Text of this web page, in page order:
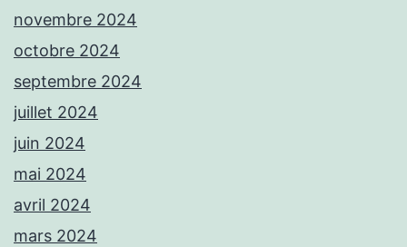
novembre 2024
octobre 2024
septembre 2024
juillet 2024
juin 2024
mai 2024
avril 2024
mars 2024